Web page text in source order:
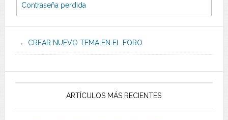
Contraseña perdida
CREAR NUEVO TEMA EN EL FORO
ARTÍCULOS MÁS RECIENTES